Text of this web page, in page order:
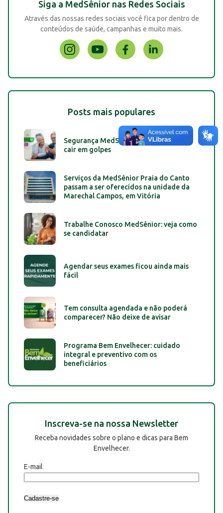
Siga a MedSênior nas Redes Sociais
Através das nossas redes sociais você fica por dentro de
conteúdos de saúde, campanhas e muito mais.
Posts mais populares
Segurança MedSênior: dicas para não
cair em golpes
Serviços da MedSênior Praia do Canto
passam a ser oferecidos na unidade da
Marechal Campos, em Vitória
Trabalhe Conosco MedSênior: veja como
se candidatar
Agendar seus exames ficou ainda mais
fácil
Tem consulta agendada e não poderá
comparecer? Não deixe de avisar
Programa Bem Envelhecer: cuidado
integral e preventivo com os
beneficiários
Inscreva-se na nossa Newsletter
Receba novidades sobre o plano e dicas para Bem
Envelhecer.
E-mail
Cadastre-se